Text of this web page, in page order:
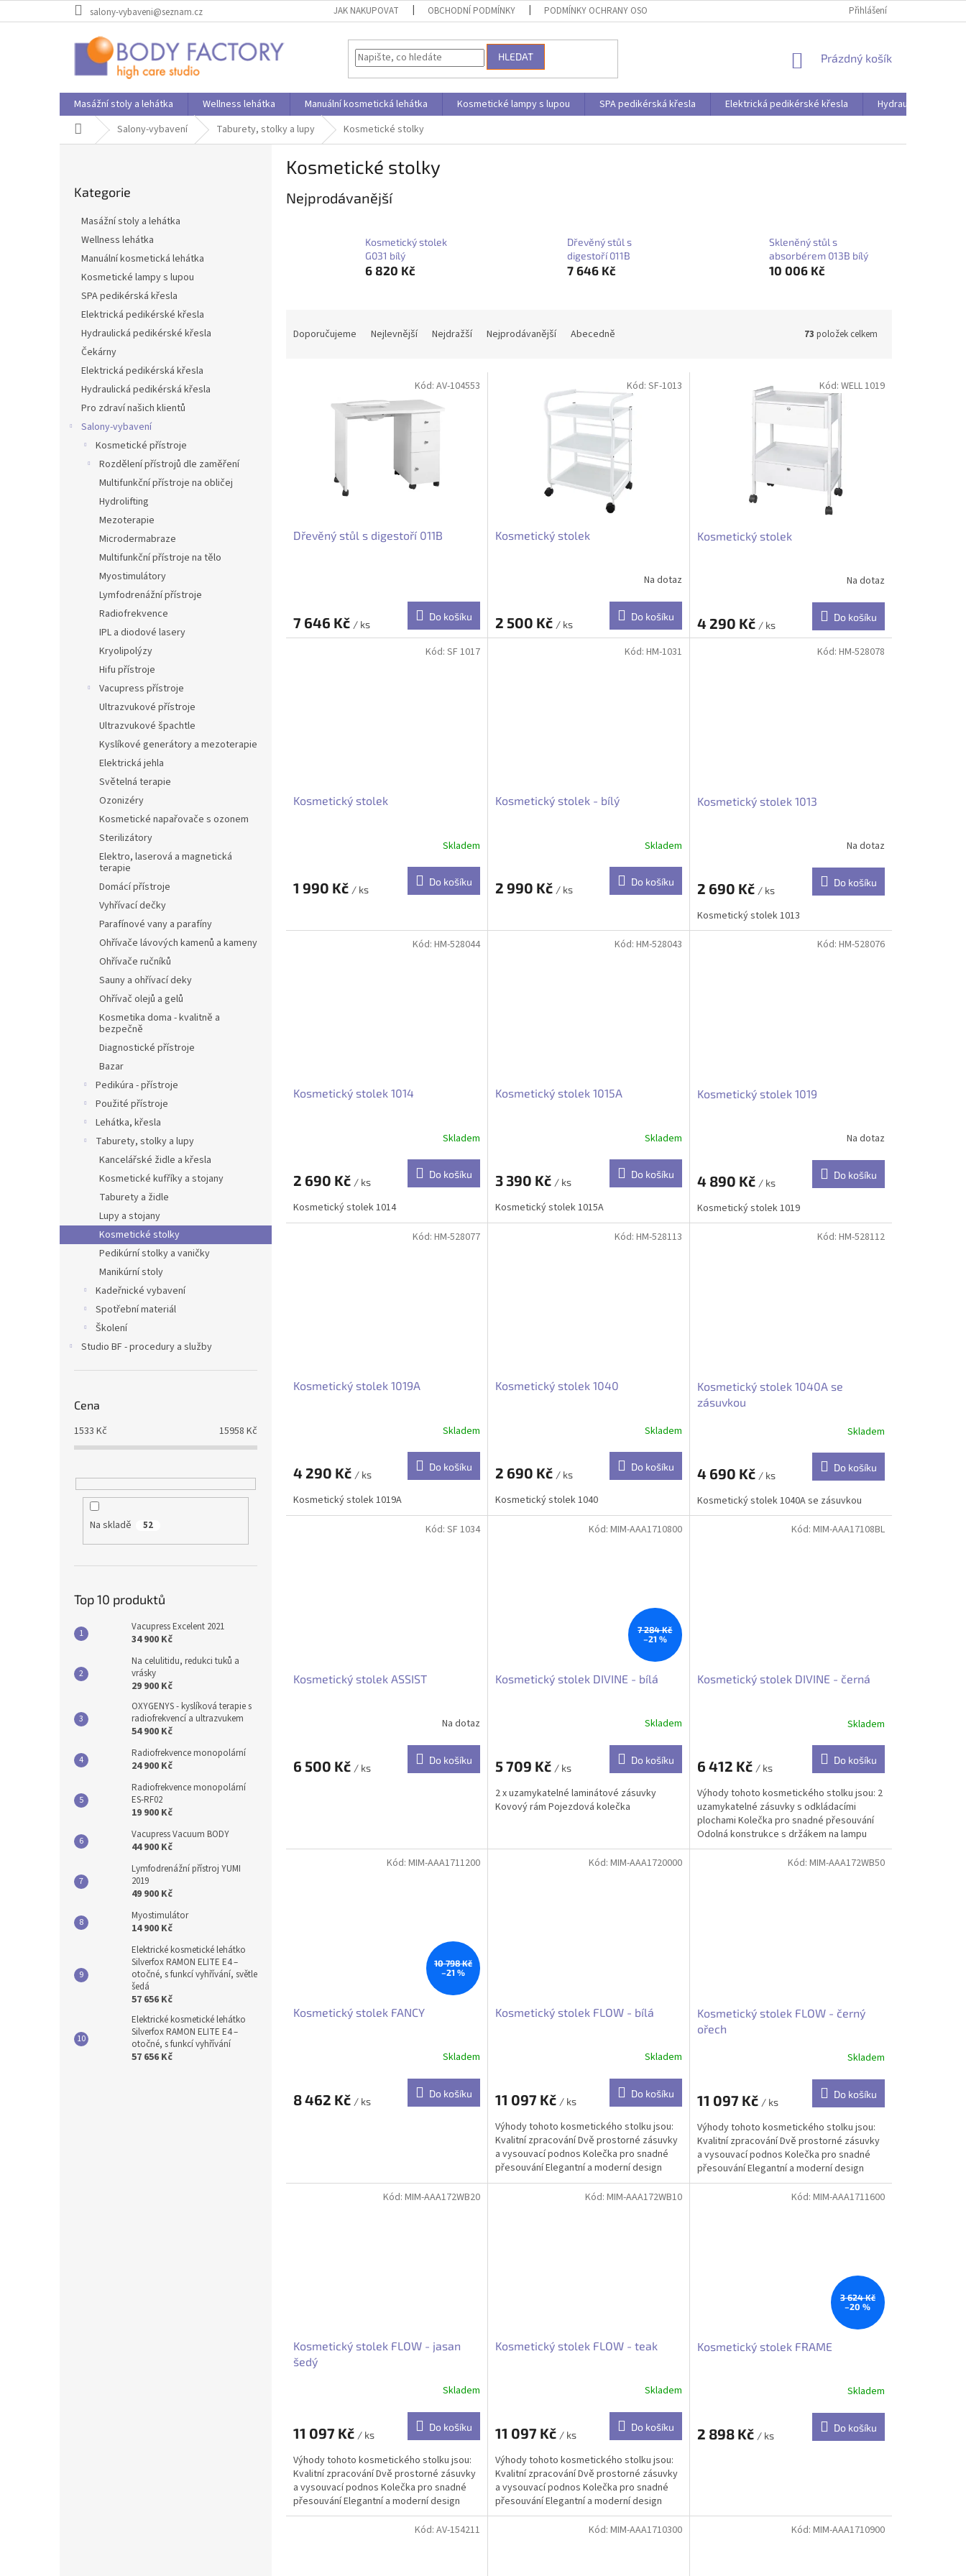
na
salony-vybaveni@seznam.cz JAK NAKUPOVAT OBCHODNÍ PODMÍNKY PODMÍNKY OCHRANY OSOBNÍCH ÚDAJŮ Přihlášení
HLEDAT
NÁKUPNÍ
Prázdný košík
Masážní stoly a lehátka Wellness lehátka Manuální kosmetická lehátka Kosmetické lampy s lupou SPA pedikérská křesla Elektrická pedikérské křesla
Hydraulická
Domů Salony-vybavení Taburety, stolky a lupy Kosmetické stolky
kategorie
Kategorie
Masážní stoly a lehátka
Wellness lehátka
Manuální kosmetická lehátka
Kosmetické lampy s lupou
SPA pedikérská křesla
Elektrická pedikérské křesla
Hydraulická pedikérské křesla
Čekárny
Elektrická pedikérská křesla
Hydraulická pedikérská křesla
Pro zdraví našich klientů
Salony-vybavení
Kosmetické přístroje
Rozdělení přístrojů dle zaměření
Multifunkční přístroje na obličej
Hydrolifting
Mezoterapie
Microdermabraze
Multifunkční přístroje na tělo
Myostimulátory
Lymfodrenážní přístroje
Radiofrekvence
IPL a diodové lasery
Kryolipolýzy
Hifu přístroje
Vacupress přístroje
Ultrazvukové přístroje
Ultrazvukové špachtle
Kyslíkové generátory a mezoterapie
Elektrická jehla
Světelná terapie
Ozonizéry
Kosmetické napařovače s ozonem
Sterilizátory
Elektro, laserová a magnetická
terapie
Domácí přístroje
Vyhřívací dečky
Parafínové vany a parafíny
Ohřívače lávových kamenů a kameny
Ohřívače ručníků
Sauny a ohřívací deky
Ohřívač olejů a gelů
Kosmetika doma - kvalitně a
bezpečně
Diagnostické přístroje
Bazar
Pedikúra - přístroje
Použité přístroje
Lehátka, křesla
Taburety, stolky a lupy
Kancelářské židle a křesla
Kosmetické kufříky a stojany
Taburety a židle
Lupy a stojany
Kosmetické stolky
Pedikúrní stolky a vaničky
Manikúrní stoly
Kadeřnické vybavení
Spotřební materiál
Školení
Studio BF - procedury a služby
Cena
1533 Kč 15958 Kč
Na skladě 52
Top 10 produktů
Vacupress Excelent 2021
34 900 Kč
Na celulitidu, redukci tuků a
vrásky
29 900 Kč
OXYGENYS - kyslíková terapie s
radiofrekvencí a ultrazvukem
54 900 Kč
Radiofrekvence monopolární
24 900 Kč
Radiofrekvence monopolární
ES-RF02
19 900 Kč
Vacupress Vacuum BODY
44 900 Kč
Lymfodrenážní přístroj YUMI
2019
49 900 Kč
Myostimulátor
14 900 Kč
Elektrické kosmetické lehátko
Silverfox RAMON ELITE E4 –
otočné, s funkcí vyhřívání, světle
šedá
57 656 Kč
Elektrické kosmetické lehátko
Silverfox RAMON ELITE E4 –
otočné, s funkcí vyhřívání
57 656 Kč
Kosmetické stolky
Nejprodávanější
Kosmetický stolek
G031 bílý
6 820 Kč
Dřevěný stůl s
digestoří 011B
7 646 Kč
Skleněný stůl s
absorbérem 013B bílý
10 006 Kč
Doporučujeme Nejlevnější Nejdražší Nejprodávanější Abecedně 73 položek celkem
Dřevěný stůl s digestoří 011B
7 646 Kč / ks
Do košíku
Kód: AV-104553
Kosmetický stolek
Na dotaz
2 500 Kč / ks
Do košíku
Kód: SF-1013
Kosmetický stolek
Na dotaz
4 290 Kč / ks
Do košíku
Kód: WELL 1019
Kosmetický stolek
Skladem
1 990 Kč / ks
Do košíku
Kód: SF 1017
Kosmetický stolek - bílý
Skladem
2 990 Kč / ks
Do košíku
Kód: HM-1031
Kosmetický stolek 1013
Na dotaz
2 690 Kč / ks
Do košíku
Kosmetický stolek 1013
Kód: HM-528078
Kosmetický stolek 1014
Skladem
2 690 Kč / ks
Do košíku
Kosmetický stolek 1014
Kód: HM-528044
Kosmetický stolek 1015A
Skladem
3 390 Kč / ks
Do košíku
Kosmetický stolek 1015A
Kód: HM-528043
Kosmetický stolek 1019
Na dotaz
4 890 Kč / ks
Do košíku
Kosmetický stolek 1019
Kód: HM-528076
Kosmetický stolek 1019A
Skladem
4 290 Kč / ks
Do košíku
Kosmetický stolek 1019A
Kód: HM-528077
Kosmetický stolek 1040
Skladem
2 690 Kč / ks
Do košíku
Kosmetický stolek 1040
Kód: HM-528113
Kosmetický stolek 1040A se
zásuvkou
Skladem
4 690 Kč / ks
Do košíku
Kosmetický stolek 1040A se zásuvkou
Kód: HM-528112
Kosmetický stolek ASSIST
Na dotaz
6 500 Kč / ks
Do košíku
Kód: SF 1034
7 284 Kč
–21 %
Kosmetický stolek DIVINE - bílá
Skladem
5 709 Kč / ks
Do košíku
2 x uzamykatelné laminátové zásuvky
Kovový rám Pojezdová kolečka
Kód: MIM-AAA1710800
Kosmetický stolek DIVINE - černá
Skladem
6 412 Kč / ks
Do košíku
Výhody tohoto kosmetického stolku jsou: 2
uzamykatelné zásuvky s odkládacími
plochami Kolečka pro snadné přesouvání
Odolná konstrukce s držákem na lampu
Kód: MIM-AAA17108BL
10 798 Kč
–21 %
Kosmetický stolek FANCY
Skladem
8 462 Kč / ks
Do košíku
Kód: MIM-AAA1711200
Kosmetický stolek FLOW - bílá
Skladem
11 097 Kč / ks
Do košíku
Výhody tohoto kosmetického stolku jsou:
Kvalitní zpracování Dvě prostorné zásuvky
a vysouvací podnos Kolečka pro snadné
přesouvání Elegantní a moderní design
Kód: MIM-AAA1720000
Kosmetický stolek FLOW - černý
ořech
Skladem
11 097 Kč / ks
Do košíku
Výhody tohoto kosmetického stolku jsou:
Kvalitní zpracování Dvě prostorné zásuvky
a vysouvací podnos Kolečka pro snadné
přesouvání Elegantní a moderní design
Kód: MIM-AAA172WB50
Kosmetický stolek FLOW - jasan
šedý
Skladem
11 097 Kč / ks
Do košíku
Výhody tohoto kosmetického stolku jsou:
Kvalitní zpracování Dvě prostorné zásuvky
a vysouvací podnos Kolečka pro snadné
přesouvání Elegantní a moderní design
Kód: MIM-AAA172WB20
Kosmetický stolek FLOW - teak
Skladem
11 097 Kč / ks
Do košíku
Výhody tohoto kosmetického stolku jsou:
Kvalitní zpracování Dvě prostorné zásuvky
a vysouvací podnos Kolečka pro snadné
přesouvání Elegantní a moderní design
Kód: MIM-AAA172WB10
3 624 Kč
–20 %
Kosmetický stolek FRAME
Skladem
2 898 Kč / ks
Do košíku
Kód: MIM-AAA1711600
Kód: AV-154211 Kód: MIM-AAA1710300 Kód: MIM-AAA1710900